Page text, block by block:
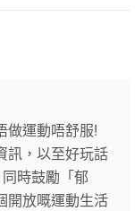
做運動唔舒服!
訊，以至好玩話
時鼓勵「郁
開放嘅運動生活